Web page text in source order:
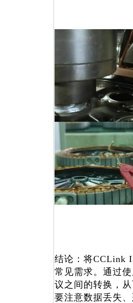
结论：将CCLink
常见需求。通过
议之间的转换，
要注意数据丢失